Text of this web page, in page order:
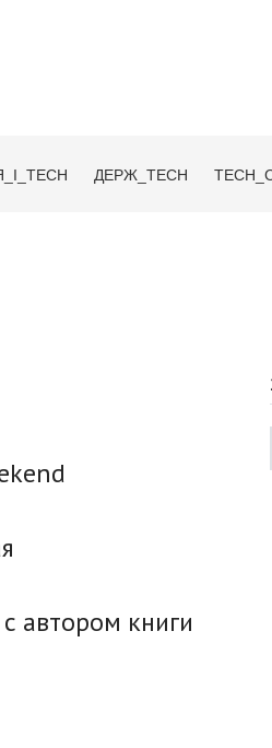
ДЕРЖ_TECH
автором книги